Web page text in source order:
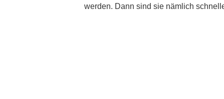
werden. Dann sind sie nämlich